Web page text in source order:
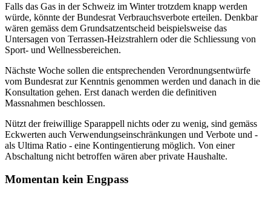
Falls das Gas in der Schweiz im Winter trotzdem knapp werden
würde, könnte der Bundesrat Verbrauchsverbote erteilen. Denkbar
wären gemäss dem Grundsatzentscheid beispielsweise das
Untersagen von Terrassen-Heizstrahlern oder die Schliessung von
Sport- und Wellnessbereichen.
Nächste Woche sollen die entsprechenden Verordnungsentwürfe
vom Bundesrat zur Kenntnis genommen werden und danach in die
Konsultation gehen. Erst danach werden die definitiven
Massnahmen beschlossen.
Nützt der freiwillige Sparappell nichts oder zu wenig, sind gemäss
Eckwerten auch Verwendungseinschränkungen und Verbote und -
als Ultima Ratio - eine Kontingentierung möglich. Von einer
Abschaltung nicht betroffen wären aber private Haushalte.
Momentan kein Engpass